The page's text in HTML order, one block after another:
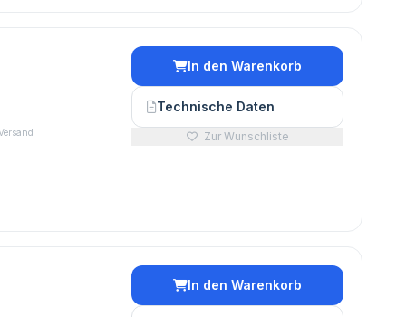
In den Warenkorb
Technische Daten
Zur Wunschliste
In den Warenkorb